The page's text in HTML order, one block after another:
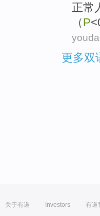
正常
（P
更多双
关于有道 Investors 有道